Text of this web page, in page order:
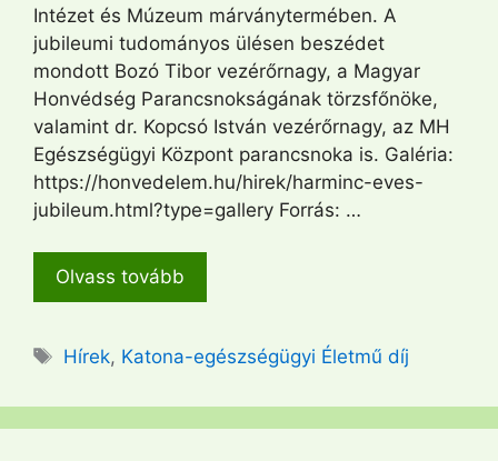
Intézet és Múzeum márványtermében. A
jubileumi tudományos ülésen beszédet
mondott Bozó Tibor vezérőrnagy, a Magyar
Honvédség Parancsnokságának törzsfőnöke,
valamint dr. Kopcsó István vezérőrnagy, az MH
Egészségügyi Központ parancsnoka is. Galéria:
https://honvedelem.hu/hirek/harminc-eves-
jubileum.html?type=gallery Forrás: …
Olvass tovább
Címkék
Hírek, Katona-egészségügyi Életmű díj